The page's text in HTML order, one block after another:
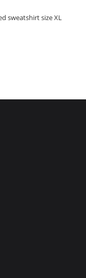
sweatshirt size XL